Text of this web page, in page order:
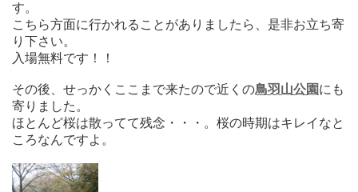
す。
こちら方面に行かれることがありましたら、是非お立ち寄
り下さい。
入場無料です！！
その後、せっかくここまで来たので近くの鳥羽山公園にも
寄りました。
ほとんど桜は散ってて残念・・・。桜の時期はキレイなと
ころなんですよ。